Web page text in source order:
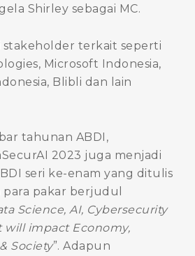
Shirley sebagai MC.
stakeholder terkait seperti
Microsoft Indonesia,
Blibli dan lain
tahunan ABDI,
2023 juga menjadi
seri ke-enam yang ditulis
para pakar berjudul
Science, AI, Cybersecurity
will impact Economy,
Society”. Adapun